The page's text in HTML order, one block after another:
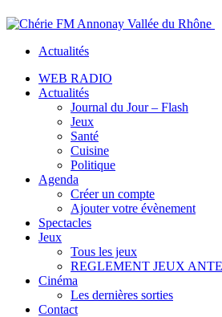
Actualités
WEB RADIO
Actualités
Journal du Jour – Flash
Jeux
Santé
Cuisine
Politique
Agenda
Créer un compte
Ajouter votre évènement
Spectacles
Jeux
Tous les jeux
REGLEMENT JEUX
Cinéma
Les dernières sorties
Contact